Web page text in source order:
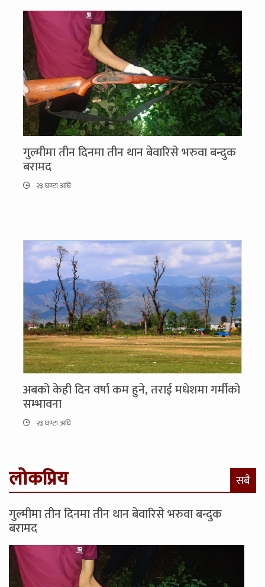
गुल्मीमा तीन दिनमा तीन थान बेवारिसे भरुवा बन्दुक
बरामद
२३ घण्टा अघि
अबको केही दिन वर्षा कम हुने, तराई मधेशमा गर्मीको
सम्भावना
२३ घण्टा अघि
लोकप्रिय सबै
गुल्मीमा तीन दिनमा तीन थान बेवारिसे भरुवा बन्दुक
बरामद